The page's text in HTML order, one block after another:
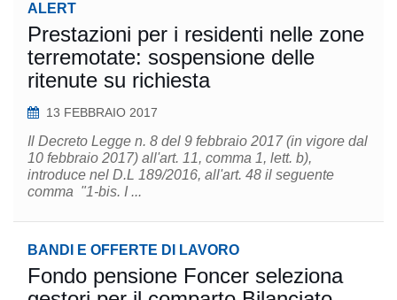
ALERT
Prestazioni per i residenti nelle zone
terremotate: sospensione delle
ritenute su richiesta
13 FEBBRAIO 2017
Il Decreto Legge n. 8 del 9 febbraio 2017 (in vigore dal
10 febbraio 2017) all'art. 11, comma 1, lett. b),
introduce nel D.L 189/2016, all'art. 48 il seguente
comma "1-bis. I ...
BANDI E OFFERTE DI LAVORO
Fondo pensione Foncer seleziona